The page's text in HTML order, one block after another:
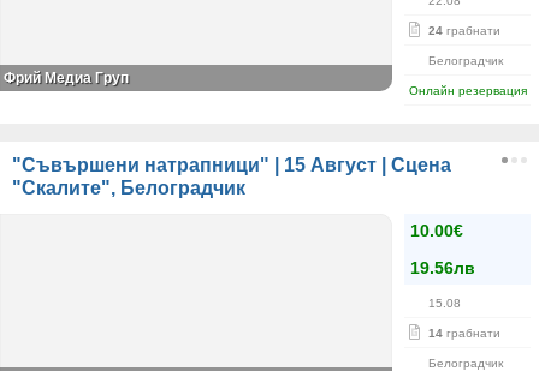
24 грабнати
Белоградчик
Онлайн резервация
Фрий Медиа Груп
"Съвършени натрапници" | 15 Август | Сцена
"Скалите", Белоградчик
10.00€
19.56лв
15.08
14 грабнати
Белоградчик